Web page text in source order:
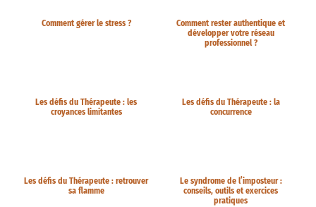
Comment gérer le stress ?
Comment rester authentique et
développer votre réseau
professionnel ?
Les défis du Thérapeute : les
croyances limitantes
Les défis du Thérapeute : la
concurrence
Les défis du Thérapeute : retrouver
sa flamme
Le syndrome de l’imposteur :
conseils, outils et exercices
pratiques